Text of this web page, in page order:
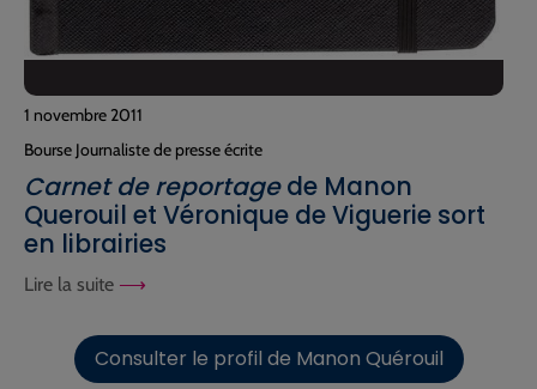
1 novembre 2011
Bourse Journaliste de presse écrite
Carnet de reportagede Manon
Querouil et Véronique de Viguerie sort
en librairies
Lire la suite
Consulter le profil de Manon Quérouil